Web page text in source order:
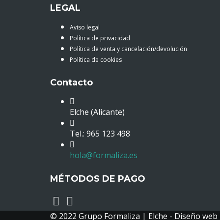
LEGAL
Aviso legal
Política de privacidad
Política de venta y cancelación/devolución
Política de cookies
Contacto
Elche (Alicante)
Tel.: 965 123 498
hola@formaliza.es
MÉTODOS DE PAGO
© 2022 Grupo Formaliza | Elche - Diseño web